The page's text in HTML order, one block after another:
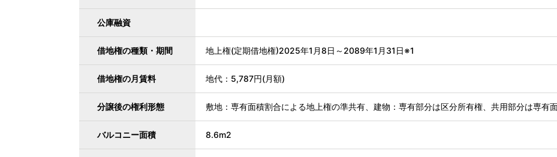
公庫融資
借地権の種類・期間 地上権(定期借地権)2025年1月8日～2089年1月31日※1
借地権の月賃料 地代：5,787円(月額)
分譲後の権利形態 敷地：専有面積割合による地上権の準共有、建物：専有部分は区分所有権、共用部分は専有
バルコニー面積 8.6m2